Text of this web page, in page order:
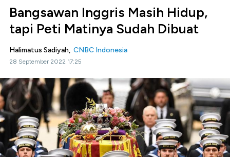
Bangsawan Inggris Masih Hidup,
tapi Peti Matinya Sudah Dibuat
Halimatus Sadiyah, CNBC Indonesia
28 September 2022 17:25